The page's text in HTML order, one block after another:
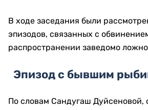
В ходе заседания были
эпизодов, связанных с
распространении заведомо
Эпизод с бывшим
По словам Сандугаш Дуйсеновой,